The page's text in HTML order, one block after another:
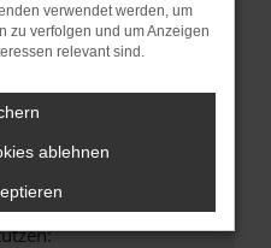
kann auch dazu
Funktionen nicht mehr
Schritte versucht
Wir werden
zu beheben. Du kannst
um uns bei der
verwendet werden, um
zu verfolgen und um Anzeigen
relevant sind.
ablehnen